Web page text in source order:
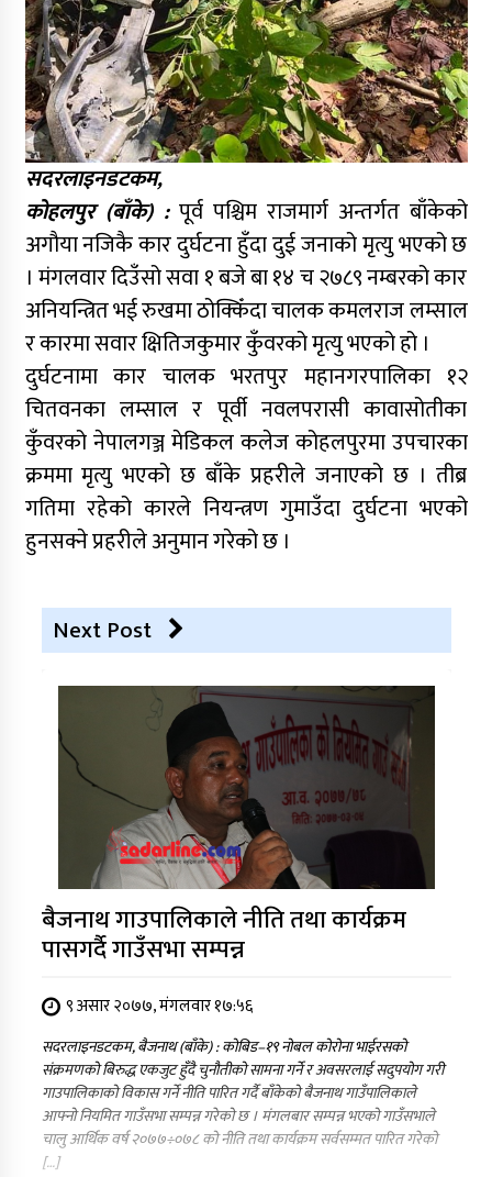
सदरलाइनडटकम,
कोहलपुर (बाँके) :पूर्व पश्चिम राजमार्ग अन्तर्गत बाँकेको
अगौया नजिकै कार दुर्घटना हुँदा दुई जनाको मृत्यु भएको छ
। मंगलवार दिउँसो सवा १ बजे बा १४ च २७८९ नम्बरको कार
अनियन्त्रित भई रुखमा ठोक्किँदा चालक कमलराज लम्साल
र कारमा सवार क्षितिजकुमार कुँवरको मृत्यु भएको हो ।
दुर्घटनामा कार चालक भरतपुर महानगरपालिका १२
चितवनका लम्साल र पूर्वी नवलपरासी कावासोतीका
कुँवरको नेपालगञ्ज मेडिकल कलेज कोहलपुरमा उपचारका
क्रममा मृत्यु भएको छ बाँके प्रहरीले जनाएको छ । तीब्र
गतिमा रहेको कारले नियन्त्रण गुमाउँदा दुर्घटना भएको
हुनसक्ने प्रहरीले अनुमान गरेको छ ।
Next Post
बैजनाथ गाउपालिकाले नीति तथा कार्यक्रम
पासगर्दै गाउँसभा सम्पन्न
९ असार २०७७, मंगलवार १७:५६
सदरलाइनडटकम, बैजनाथ (बाँके) : कोबिड–१९ नोबल कोरोना भाईरसको
संक्रमणको बिरुद्ध एकजुट हुँदै चुनौतीको सामना गर्ने र अवसरलाई सदुपयोग गरी
गाउपालिकाको विकास गर्ने नीति पारित गर्दै बाँकेको बैजनाथ गाउँपालिकाले
आफ्नो नियमित गाउँसभा सम्पन्न गरेको छ । मंगलबार सम्पन्न भएको गाउँसभाले
चालु आर्थिक वर्ष २०७७÷०७८ को नीति तथा कार्यक्रम सर्वसम्मत पारित गरेको
[…]